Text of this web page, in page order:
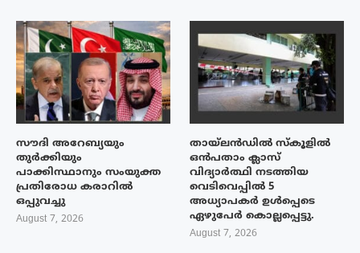
സൗദി അറേബ്യയും
തുർക്കിയും
പാക്കിസ്ഥാനും സംയുക്ത
പ്രതിരോധ കരാറിൽ
ഒപ്പുവച്ചു
August 7, 2026
തായ്‌ലൻഡിൽ സ്കൂളിൽ
ഒൻപതാം ക്ലാസ്
വിദ്യാർത്ഥി നടത്തിയ
വെടിവെപ്പിൽ 5
അധ്യാപകർ ഉൾപ്പെടെ
ഏഴുപേർ കൊല്ലപ്പെട്ടു.
August 7, 2026